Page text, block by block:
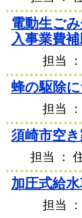
電動生ご
入事業費
担当
蜂の駆除
担当
須崎市空
担当 ：
加圧式給
担当